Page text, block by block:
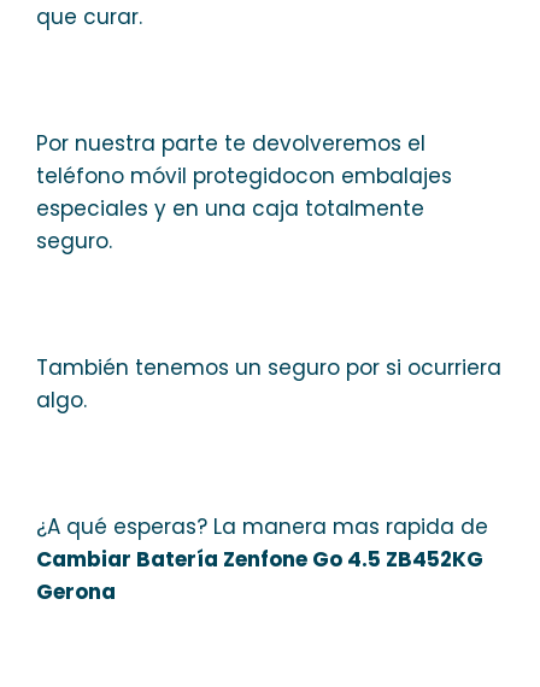
que curar.
Por nuestra parte te devolveremos el
teléfono móvil protegidocon embalajes
especiales y en una caja totalmente
seguro.
También tenemos un seguro por si ocurriera
algo.
¿A qué esperas? La manera mas rapida de
Cambiar Batería Zenfone Go 4.5 ZB452KG
Gerona